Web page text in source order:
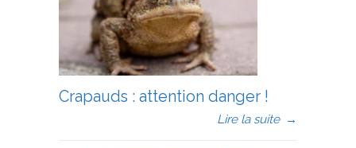
Crapauds : attention danger !
Lire la suite →